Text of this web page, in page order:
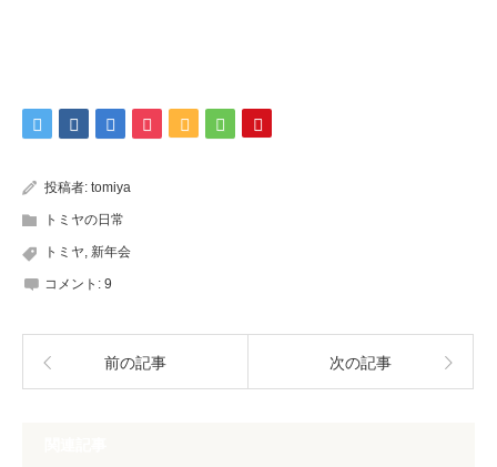
投稿者: tomiya
トミヤの日常
トミヤ, 新年会
コメント: 9
前の記事 次の記事